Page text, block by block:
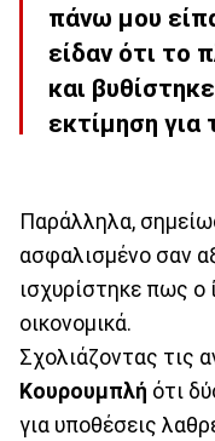
πάνω μου
είδαν ότι το
και
εκτίμηση για
Παράλληλα,
ασφαλισμένο σαν
ισχυρίστηκε πως ο
οικονομικά.
Σχολιάζοντας τις
Κουρουμπλή ότι
για υποθέσεις